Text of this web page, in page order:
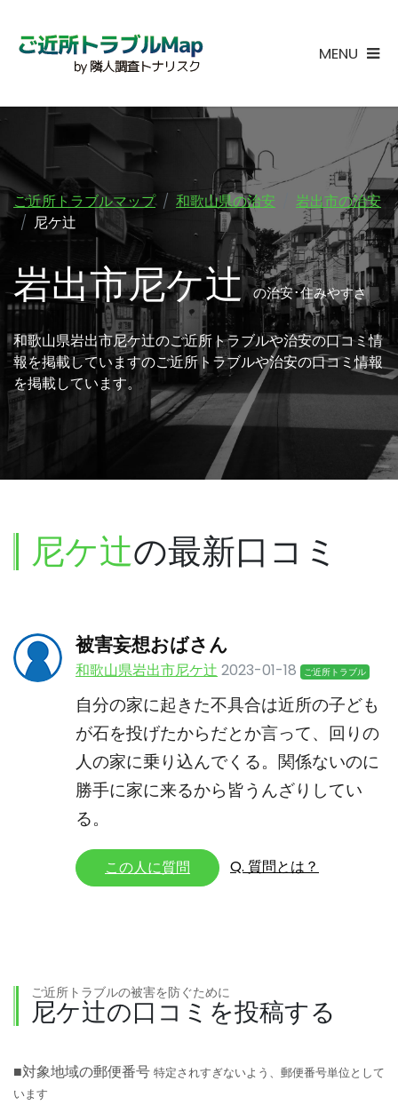
MENU
ご近所トラブルマップ 和歌山県の治安
岩出市の治安
尼ケ辻
岩出市尼ケ辻の治安･住みやすさ
和歌山県岩出市尼ケ辻のご近所トラブルや治安の口コミ情
報を掲載していますのご近所トラブルや治安の口コミ情報
を掲載しています。
尼ケ辻の最新口コミ
被害妄想おばさん
和歌山県岩出市尼ケ辻 2023-01-18 ご近所トラブル
自分の家に起きた不具合は近所の子ども
が石を投げたからだとか言って、回りの
人の家に乗り込んでくる。関係ないのに
勝手に家に来るから皆うんざりしてい
る。
この人に質問 Q. 質問とは？
ご近所トラブルの被害を防ぐために
尼ケ辻の口コミを投稿する
■対象地域の郵便番号 特定されすぎないよう、郵便番号単位として
います